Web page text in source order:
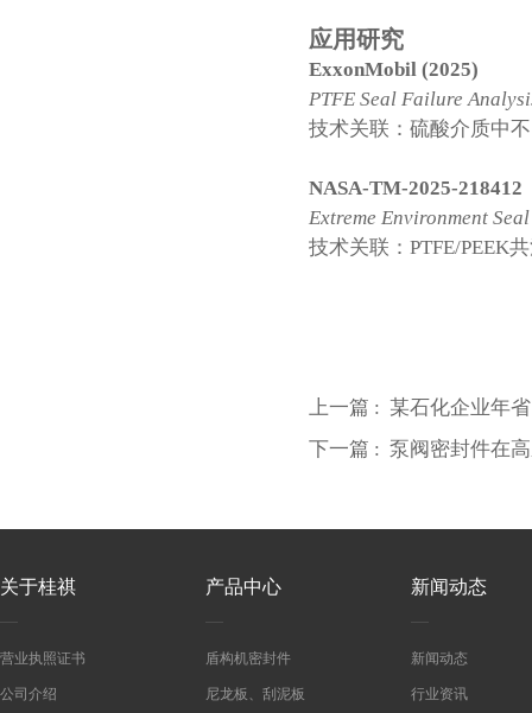
应用研究
ExxonMobil (2025)
PTFE Seal Failure
技术关联：硫酸介质中
NASA-TM-2025-218412
Extreme Environment
技术关联：PTFE/PEEK
上一篇 : 某石化企业年
下一篇 : 泵阀密封件在
关于桂祺
营业执照证书
公司介绍
产品中心
盾构机密封件
尼龙板、刮泥板
新闻动态
新闻动态
行业资讯